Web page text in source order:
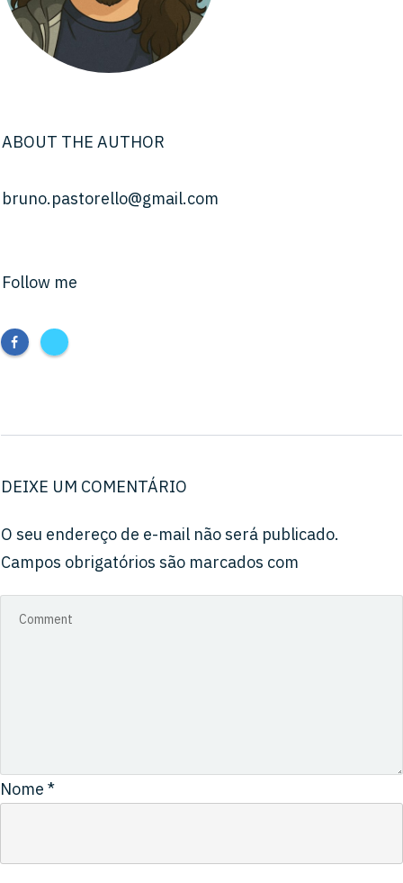
ABOUT THE AUTHOR
bruno.pastorello@gmail.com
Follow me
DEIXE UM COMENTÁRIO
O seu endereço de e-mail não será publicado.
Campos obrigatórios são marcados com
Nome *